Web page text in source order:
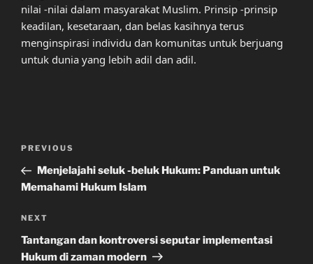
nilai -nilai dalam masyarakat Muslim. Prinsip -prinsip
keadilan, kesetaraan, dan belas kasihnya terus
menginspirasi individu dan komunitas untuk berjuang
untuk dunia yang lebih adil dan adil.
Previous
Post
PREVIOUS
Menjelajahi seluk -beluk Hukum: Panduan untuk
Memahami Hukum Islam
Next
Post
NEXT
Tantangan dan kontroversi seputar implementasi
Hukum di zaman modern